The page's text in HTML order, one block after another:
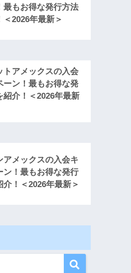
最もお得な発行方法
＜2026年最新＞
トアメックスの入会
ーン！最もお得な発
紹介！＜2026年最新
アメックスの入会キ
ン！最もお得な発行
介！＜2026年最新＞